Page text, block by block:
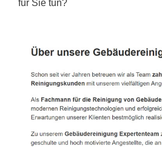
für Sie tun?